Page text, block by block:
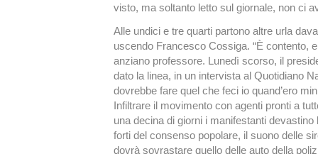
visto, ma soltanto letto sul giornale, non ci
Alle undici e tre quarti partono altre urla
uscendo Francesco Cossiga. “È contento,
anziano professore. Lunedì scorso, il
dato la linea, in un intervista al Quotidiano
dovrebbe fare quel che feci io quand’ero
Infiltrare il movimento con agenti pronti a
una decina di giorni i manifestanti
forti del consenso popolare, il suono delle
dovrà sovrastare quello delle auto della